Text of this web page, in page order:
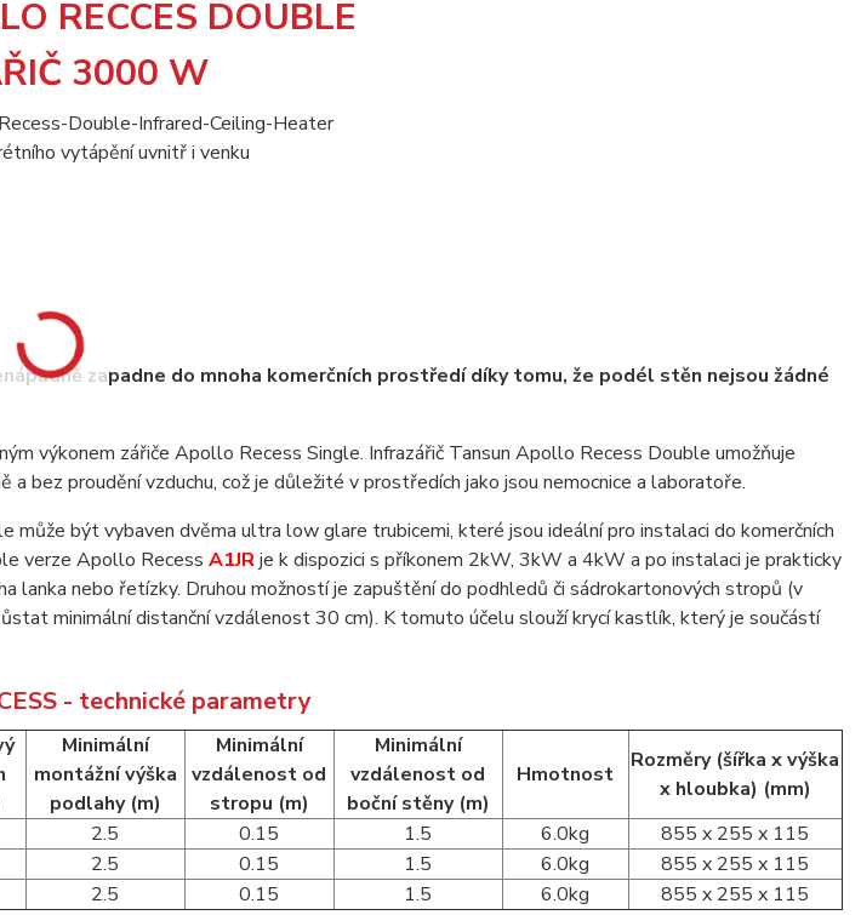
RECCES DOUBLE
3000 W
vytápění uvnitř i venku
zapadne do mnoha komerčních prostředí díky tomu, že podél stěn nejsou žádné
výkonem zářiče Apollo Recess Single. Infrazářič Tansun Apollo Recess Double umožňuje
bez proudění vzduchu, což je důležité v prostředích jako jsou nemocnice a laboratoře.
může být vybaven dvěma ultra low glare trubicemi, které jsou ideální pro instalaci do komerčních
verze Apollo Recess A1JRje k dispozici s příkonem 2kW, 3kW a 4kW a po instalaci je prakticky
lanka nebo řetízky. Druhou možností je zapuštění do podhledů či sádrokartonových stropů (v
minimální distanční vzdálenost 30 cm). K tomuto účelu slouží krycí kastlík, který je součástí
- technické parametry
Minimální
montážní výška
podlahy (m)
Minimální
vzdálenost od
stropu (m)
Minimální
vzdálenost od
boční stěny (m)
Hmotnost
Rozměry (šířka x výška
x hloubka) (mm)
2.5 0.15 1.5 6.0kg
855 x 255 x 115
2.5 0.15 1.5 6.0kg
855 x 255 x 115
2.5 0.15 1.5 6.0kg 855 x 255 x 115